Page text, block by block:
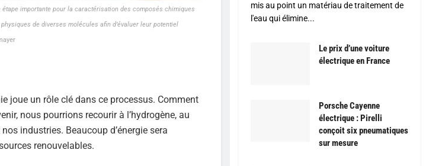
importante pour la caractérisation des composés chimiques
de diverses molécules afin d’évaluer leur potentiel
joue un rôle clé dans ce processus. Comment
nous pourrions recourir à l’hydrogène, au
industries. Beaucoup d’énergie sera
renouvelables.
mis au point un matériau de traitement de
l'eau qui élimine...
Le prix d’une voiture
électrique en France
Porsche Cayenne
électrique : Pirelli
conçoit six pneumatiques
sur mesure